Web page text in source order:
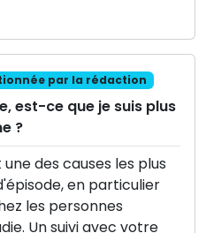
par la rédaction
est-ce que je suis plus
?
des causes les plus
en particulier
les personnes
Un suivi avec votre